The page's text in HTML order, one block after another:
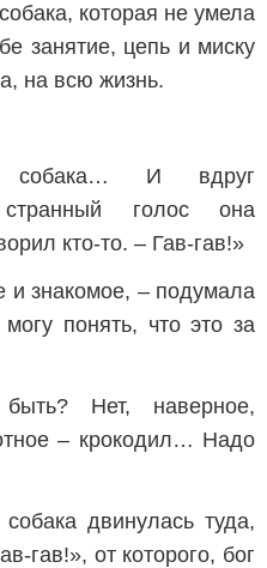
которая не умела
занятие, цепь и миску
на всю жизнь.
собака… И вдруг
голос она
кто-то. – Гав-гав!»
и знакомое, – подумала
понять, что это за
Нет, наверное,
– крокодил… Надо
двинулась туда,
гав!», от которого, бог